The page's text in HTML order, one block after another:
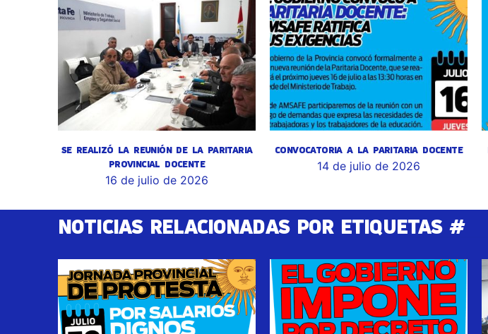
SE REALIZÓ LA REUNIÓN DE LA PARITARIA
PROVINCIAL DOCENTE
16 de julio de 2026
CONVOCATORIA A LA PARITARIA DOCENTE
14 de julio de 2026
NOTICIAS RELACIONADAS POR ETIQUETAS #